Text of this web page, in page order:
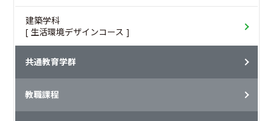
建築学科
[ 生活環境デザインコース ]
共通教育学群
教職課程